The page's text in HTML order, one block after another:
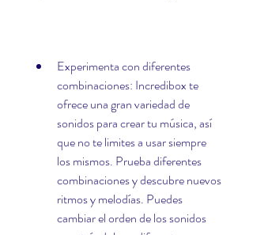
Experimenta con diferentes
combinaciones: Incredibox te
ofrece una gran variedad de
sonidos para crear tu música, así
que no te limites a usar siempre
los mismos. Prueba diferentes
combinaciones y descubre nuevos
ritmos y melodías. Puedes
cambiar el orden de los sonidos